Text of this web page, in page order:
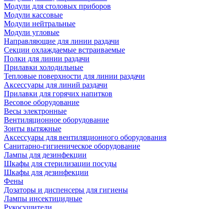
Модули для столовых приборов
Модули кассовые
Модули нейтральные
Модули угловые
Направляющие для линии раздачи
Секции охлаждаемые встраиваемые
Полки для линии раздачи
Прилавки холодильные
Тепловые поверхности для линии раздачи
Аксессуары для линий раздачи
Прилавки для горячих напитков
Весовое оборудование
Весы электронные
Вентиляционное оборудование
Зонты вытяжные
Аксессуары для вентиляционного оборудования
Санитарно-гигиеническое оборудование
Лампы для дезинфекции
Шкафы для стерилизации посуды
Шкафы для дезинфекции
Фены
Дозаторы и диспенсеры для гигиены
Лампы инсектицидные
Рукосушители